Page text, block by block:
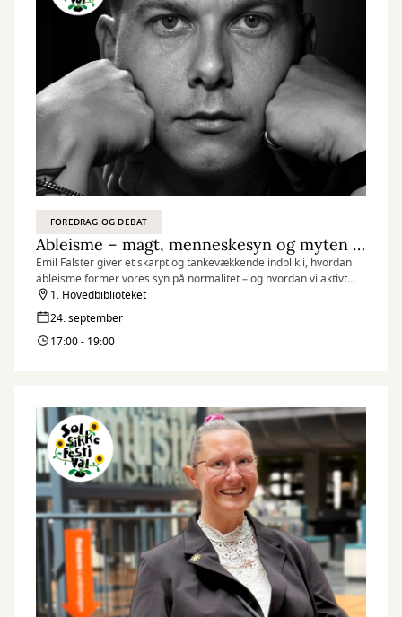
FOREDRAG OG DEBAT
Ableisme – magt, menneskesyn og myten om den normale krop
Emil Falster giver et skarpt og tankevækkende indblik i, hvordan
ableisme former vores syn på normalitet – og hvordan vi aktivt
kan være med til at skabe et mere inkluderende samfund.
1. Hovedbiblioteket
24. september
17:00 - 19:00